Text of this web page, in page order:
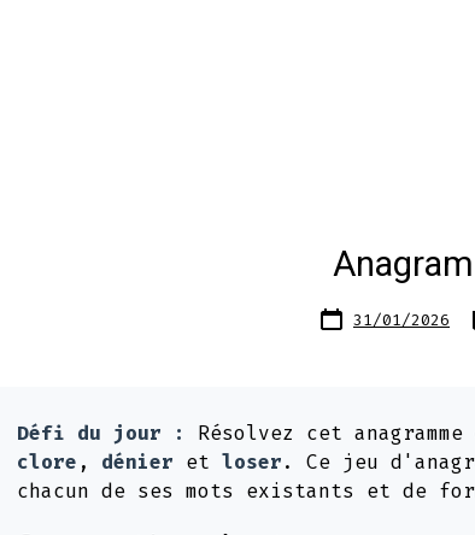
Date
de 31/01/2026
Défi du jour :
Résolvez cet
clore , dénier et loser. Ce jeu
chacun de ses mots existants et de